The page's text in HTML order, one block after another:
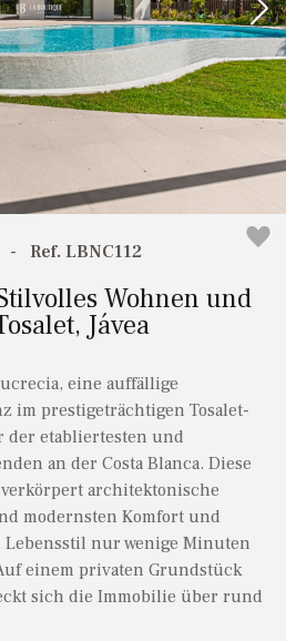
- Ref. LBNC112
Wohnen und
Jávea
eine auffällige
im prestigeträchtigen Tosalet-
der etabliertesten und
an der Costa Blanca. Diese
architektonische
modernsten Komfort und
nur wenige Minuten
einem privaten Grundstück
sich die Immobilie über rund